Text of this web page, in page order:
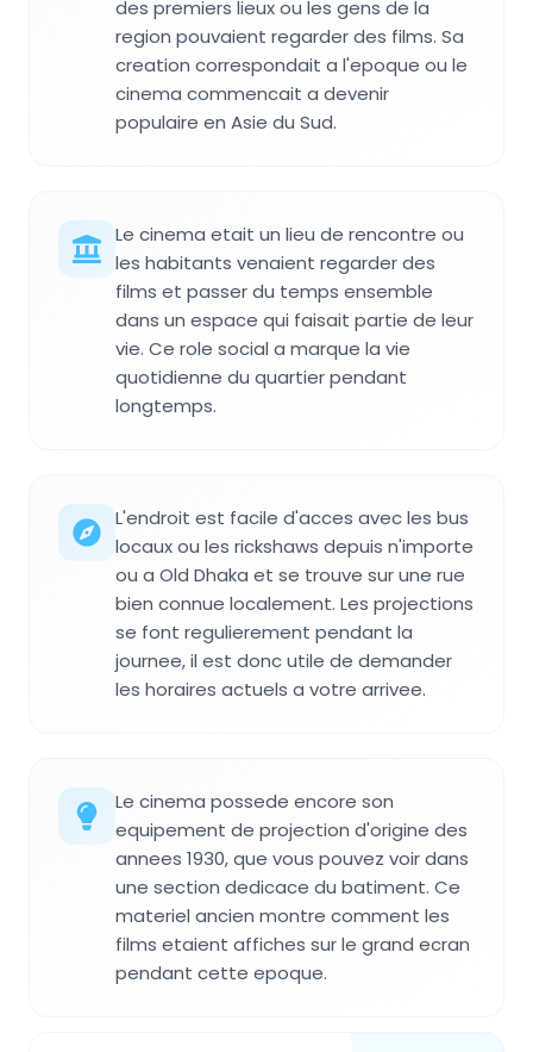
des premiers lieux ou les gens de la
region pouvaient regarder des films. Sa
creation correspondait a l'epoque ou le
cinema commencait a devenir
populaire en Asie du Sud.
Le cinema etait un lieu de rencontre ou
les habitants venaient regarder des
films et passer du temps ensemble
dans un espace qui faisait partie de leur
vie. Ce role social a marque la vie
quotidienne du quartier pendant
longtemps.
L'endroit est facile d'acces avec les bus
locaux ou les rickshaws depuis n'importe
ou a Old Dhaka et se trouve sur une rue
bien connue localement. Les projections
se font regulierement pendant la
journee, il est donc utile de demander
les horaires actuels a votre arrivee.
Le cinema possede encore son
equipement de projection d'origine des
annees 1930, que vous pouvez voir dans
une section dedicace du batiment. Ce
materiel ancien montre comment les
films etaient affiches sur le grand ecran
pendant cette epoque.